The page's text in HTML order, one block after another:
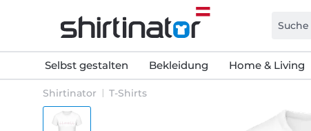
Selbst gestalten Bekleidung Home & Living
Shirtinator T-Shirts